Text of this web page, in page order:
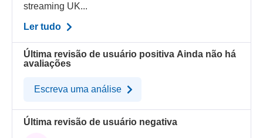
streaming UK...
Ler tudo
Última revisão de usuário positiva Ainda não há
avaliações
Escreva uma análise
Última revisão de usuário negativa